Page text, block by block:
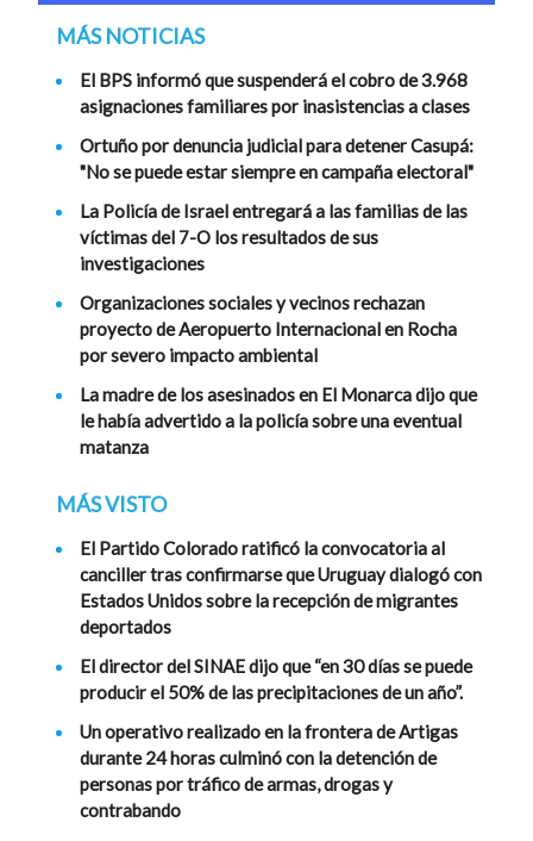
MÁS NOTICIAS
El BPS informó que suspenderá el cobro de 3.968
asignaciones familiares por inasistencias a clases
Ortuño por denuncia judicial para detener Casupá:
"No se puede estar siempre en campaña electoral"
La Policía de Israel entregará a las familias de las
víctimas del 7-O los resultados de sus
investigaciones
Organizaciones sociales y vecinos rechazan
proyecto de Aeropuerto Internacional en Rocha
por severo impacto ambiental
La madre de los asesinados en El Monarca dijo que
le había advertido a la policía sobre una eventual
matanza
MÁS VISTO
El Partido Colorado ratificó la convocatoria al
canciller tras confirmarse que Uruguay dialogó con
Estados Unidos sobre la recepción de migrantes
deportados
El director del SINAE dijo que “en 30 días se puede
producir el 50% de las precipitaciones de un año”.
Un operativo realizado en la frontera de Artigas
durante 24 horas culminó con la detención de
personas por tráfico de armas, drogas y
contrabando